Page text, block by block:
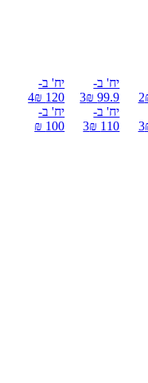
2
3
יח' ב-
99.9 ₪
3
יח' ב-
110 ₪
3
יח' ב-
120 ₪
4
יח' ב-
100 ₪